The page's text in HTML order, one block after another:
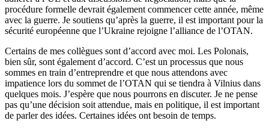
procédure formelle devrait également commencer cette année, même
avec la guerre. Je soutiens qu’après la guerre, il est important pour la
sécurité européenne que l’Ukraine rejoigne l’alliance de l’OTAN.
Certains de mes collègues sont d’accord avec moi. Les Polonais,
bien sûr, sont également d’accord. C’est un processus que nous
sommes en train d’entreprendre et que nous attendons avec
impatience lors du sommet de l’OTAN qui se tiendra à Vilnius dans
quelques mois. J’espère que nous pourrons en discuter. Je ne pense
pas qu’une décision soit attendue, mais en politique, il est important
de parler des idées. Certaines idées ont besoin de temps.